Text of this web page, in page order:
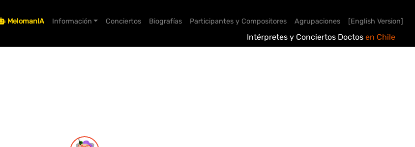
MelomanIA Información Conciertos Biografías Participantes y Compositores Agrupaciones [English Version]
Intérpretes y Conciertos Doctos en Chile